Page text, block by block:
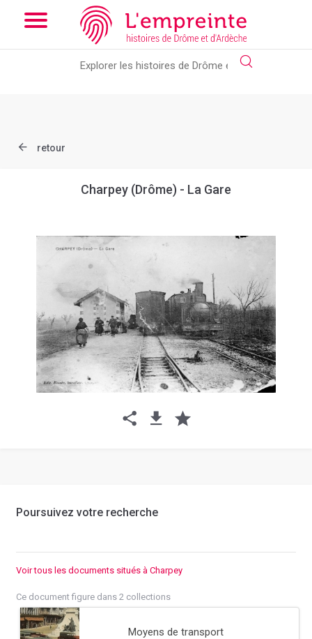
Array ( [slug] => document [ref] => FDSCHARP021 )
new slick-theme.css if you want the default styling
retour
Charpey (Drôme) - La Gare
Poursuivez votre recherche
Voir tous les documents situés à Charpey
Ce document figure dans 2 collections
Moyens de transport